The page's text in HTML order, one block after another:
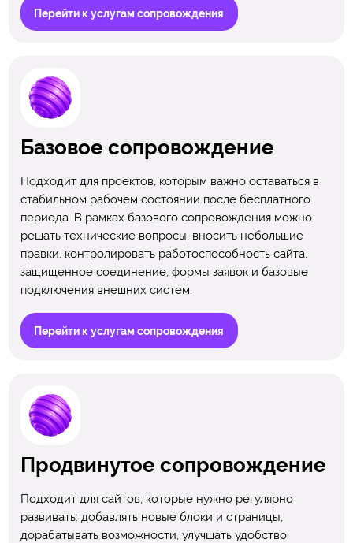
Перейти к услугам сопровождения
Базовое сопровождение
Подходит для проектов, которым важно оставаться в
стабильном рабочем состоянии после бесплатного
периода. В рамках базового сопровождения можно
решать технические вопросы, вносить небольшие
правки, контролировать работоспособность сайта,
защищенное соединение, формы заявок и базовые
подключения внешних систем.
Перейти к услугам сопровождения
Продвинутое сопровождение
Подходит для сайтов, которые нужно регулярно
развивать: добавлять новые блоки и страницы,
дорабатывать возможности, улучшать удобство